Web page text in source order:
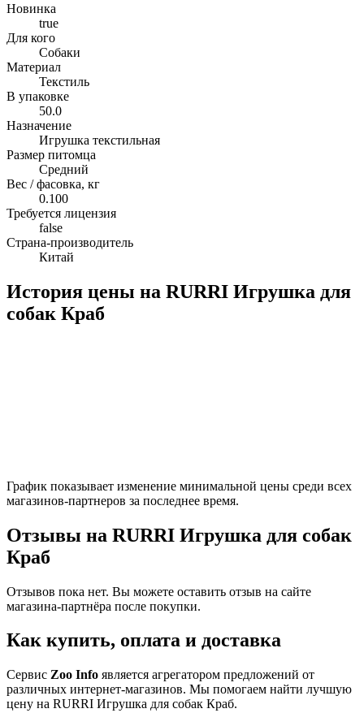
Новинка
true
Для кого
Собаки
Материал
Текстиль
В упаковке
50.0
Назначение
Игрушка текстильная
Размер питомца
Средний
Вес / фасовка, кг
0.100
Требуется лицензия
false
Страна-производитель
Китай
История цены на RURRI Игрушка для
собак Краб
График показывает изменение минимальной цены среди всех
магазинов-партнеров за последнее время.
Отзывы на RURRI Игрушка для собак
Краб
Отзывов пока нет. Вы можете оставить отзыв на сайте
магазина-партнёра после покупки.
Как купить, оплата и доставка
Сервис Zoo Info является агрегатором предложений от
различных интернет-магазинов. Мы помогаем найти лучшую
цену на RURRI Игрушка для собак Краб.